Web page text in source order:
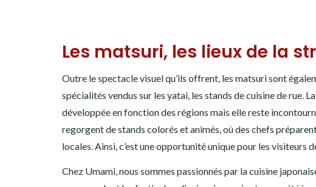
Les matsuri, les lieux de la
Outre le spectacle visuel qu’ils offrent, les matsuri sont
spécialités vendus sur les yatai, les stands de cuisine de rue.
développée en fonction des régions mais elle reste
regorgent de stands colorés et animés, où des chefs
locales. Ainsi, c’est une opportunité unique pour les
Chez Umami, nous sommes passionnés par la cuisine